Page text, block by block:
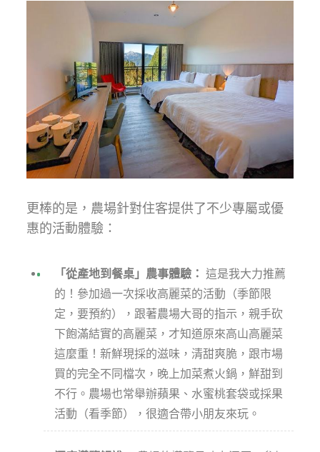
更棒的是，農場針對住客提供了不少專屬或優
惠的活動體驗：
「從產地到餐桌」農事體驗： 這是我大力推薦
的！參加過一次採收高麗菜的活動（季節限
定，要預約），跟著農場大哥的指示，親手砍
下飽滿結實的高麗菜，才知道原來高山高麗菜
這麼重！新鮮現採的滋味，清甜爽脆，跟市場
買的完全不同檔次，晚上加菜煮火鍋，鮮甜到
不行。農場也常舉辦蘋果、水蜜桃套袋或採果
活動（看季節），很適合帶小朋友來玩。